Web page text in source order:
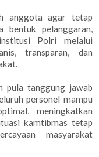
anggota agar tetap
bentuk pelanggaran,
Polri melalui
transparan, dan
pula tanggung jawab
personel mampu
meningkatkan
kamtibmas tetap
masyarakat